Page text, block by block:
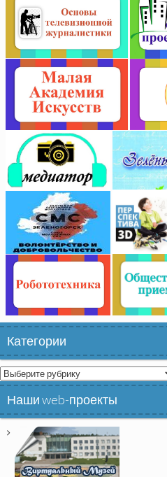
Категории
Категории
Наши web-проекты